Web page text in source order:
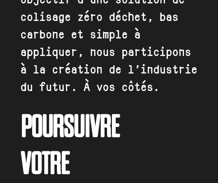
colisage zéro déchet, bas
carbone et simple à
appliquer, nous participons
à la création de l’industrie
du futur. À vos côtés.
POURSUIVRE
VOTRE